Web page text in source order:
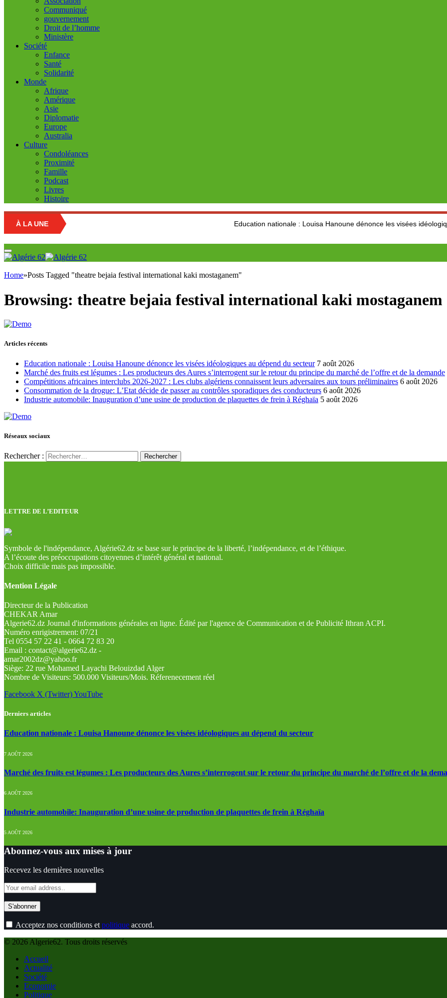
Communiqué
gouvernement
Droit de l’homme
Ministère
Société
Enfance
Santé
Solidarité
Monde
Afrique
Amérique
Asie
Diplomatie
Europe
Australia
Culture
Condoléances
Proximité
Famille
Podcast
Livres
Histoire
À LA UNE Education nationale : Louisa Hanoune dénonce les visées idéologiques au
Home»Posts Tagged "theatre bejaia festival international kaki mostaganem"
Browsing: theatre bejaia festival international kaki mostaganem
Articles récents
Education nationale : Louisa Hanoune dénonce les visées idéologiques au dépend du secteur 7 août 2026
Marché des fruits est légumes : Les producteurs des Aures s’interrogent sur le retour du principe du marché de l’offre et de la demande
Compétitions africaines interclubs 2026-2027 : Les clubs algériens connaissent leurs adversaires aux tours préliminaires 6 août 2026
Consommation de la drogue: L’Etat décide de passer au contrôles sporadiques des conducteurs 6 août 2026
Industrie automobile: Inauguration d’une usine de production de plaquettes de frein à Réghaïa 5 août 2026
Réseaux sociaux
Rechercher :
LETTRE DE L’EDITEUR
Symbole de l'indépendance, Algérie62.dz se base sur le principe de la liberté, l’indépendance, et de l’éthique.
A l’écoute des préoccupations citoyennes d’intérêt général et national.
Choix difficile mais pas impossible.
Mention Légale
Directeur de la Publication
CHEKAR Amar
Algerie62.dz Journal d'informations générales en ligne. Édité par l'agence de Communication et de Publicité Ithran ACPI.
Numéro enrigistrement: 07/21
Tel 0554 57 22 41 - 0664 72 83 20
Email : contact@algerie62.dz -
amar2002dz@yahoo.fr
Siège: 22 rue Mohamed Layachi Belouizdad Alger
Nombre de Visiteurs: 500.000 Visiteurs/Mois. Réferenecement réel
Facebook X (Twitter)YouTube
Derniers articles
Education nationale : Louisa Hanoune dénonce les visées idéologiques au dépend du secteur
7 AOÛT 2026
Marché des fruits est légumes : Les producteurs des Aures s’interrogent sur le retour du principe du marché de l’offre et de la
6 AOÛT 2026
Industrie automobile: Inauguration d’une usine de production de plaquettes de frein à Réghaïa
5 AOÛT 2026
Abonnez-vous aux mises à jour
Recevez les dernières nouvelles
Acceptez nos conditions et politique accord.
© 2026 Algerie62. Tous droits réservés
Accueil
Actualité
Société
Economie
Politique